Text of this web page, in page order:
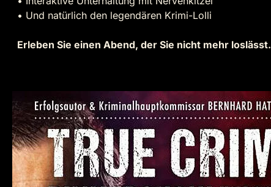
• Und natürlich den legendären Krimi-Lolli
Erleben Sie einen Abend, der Sie nicht mehr loslässt.